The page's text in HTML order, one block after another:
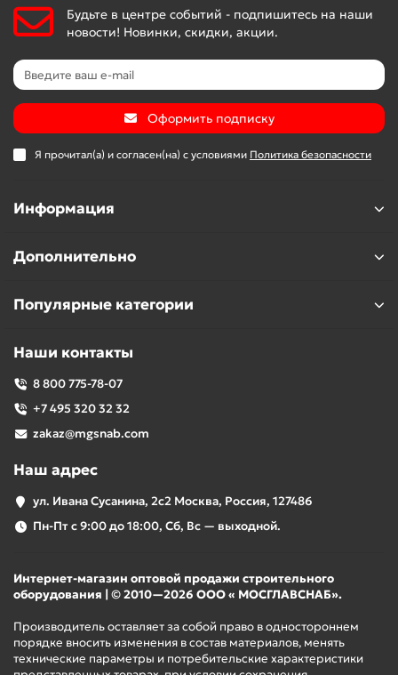
Будьте в центре событий - подпишитесь на наши
новости! Новинки, скидки, акции.
Оформить подписку
Я прочитал(а) и согласен(на) с условиями Политика безопасности
Информация
Дополнительно
Популярные категории
Наши контакты
8 800 775-78-07
+7 495 320 32 32
zakaz@mgsnab.com
Наш адрес
ул. Ивана Сусанина, 2с2 Москва, Россия, 127486
Пн-Пт с 9:00 до 18:00, Сб, Вс — выходной.
Интернет-магазин оптовой продажи строительного
оборудования | © 2010—2026 ООО « МОСГЛАВСНАБ».
Производитель оставляет за собой право в одностороннем
порядке вносить изменения в состав материалов, менять
технические параметры и потребительские характеристики